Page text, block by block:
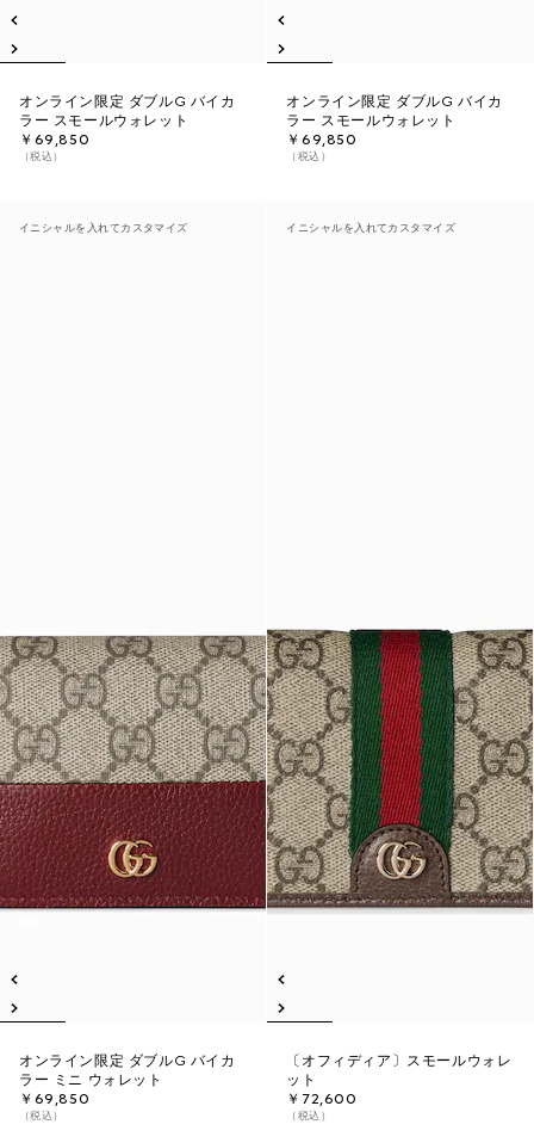
オンライン限定 ダブルG バイカ
ラー スモールウォレット
￥69,850
（税込）
オンライン限定 ダブルG バイカ
ラー スモールウォレット
￥69,850
（税込）
イニシャルを入れてカスタマイズ
オンライン限定 ダブルG バイカ
ラー ミニ ウォレット
￥69,850
（税込）
イニシャルを入れてカスタマイズ
〔オフィディア〕スモールウォレ
ット
￥72,600
（税込）